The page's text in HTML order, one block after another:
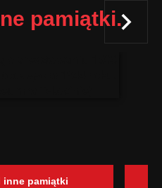
pamiątki.
inne pamiątki